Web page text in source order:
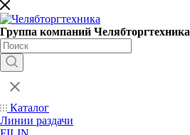
Группа компаний Челябторгтехника
Каталог
Линии раздачи